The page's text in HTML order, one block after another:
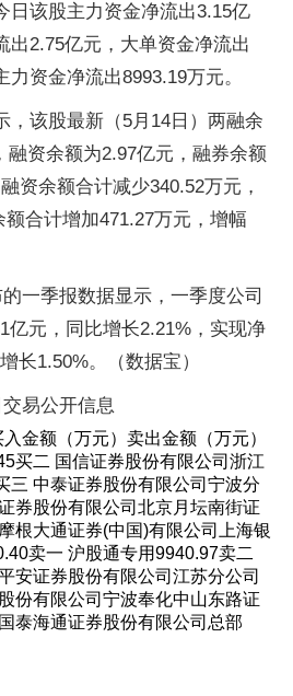
日该股主力资金净流出3.15亿
出2.75亿元，大单资金净流出
资金净流出8993.19万元。
，该股最新（5月14日）两融余
融资余额为2.97亿元，融券余额
资余额合计减少340.52万元，
合计增加471.27万元，增幅
一季报数据显示，一季度公司
亿元，同比增长2.21%，实现净
长1.50%。（数据宝）
易公开信息
金额（万元）卖出金额（万元）
买二 国信证券股份有限公司浙江
三 中泰证券股份有限公司宁波分
券股份有限公司北京月坛南街证
根大通证券(中国)有限公司上海银
卖一 沪股通专用9940.97卖二
安证券股份有限公司江苏分公司
份有限公司宁波奉化中山东路证
泰海通证券股份有限公司总部